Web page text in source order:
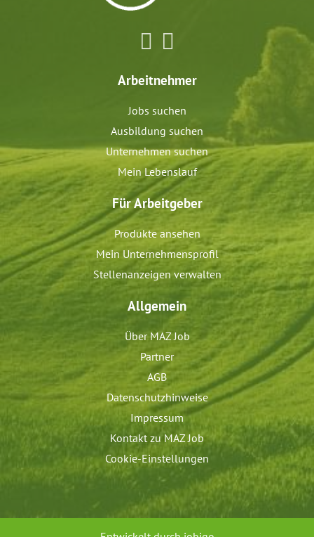
Arbeitnehmer
Jobs suchen
Ausbildung suchen
Unternehmen suchen
Mein Lebenslauf
Für Arbeitgeber
Produkte ansehen
Mein Unternehmensprofil
Stellenanzeigen verwalten
Allgemein
Über MAZ Job
Partner
AGB
Datenschutzhinweise
Impressum
Kontakt zu MAZ Job
Cookie-Einstellungen